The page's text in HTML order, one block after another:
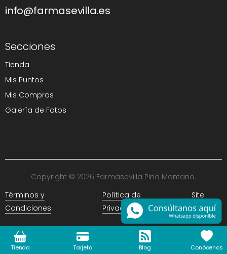
info@farmasevilla.es
Secciones
Tienda
Mis Puntos
Mis Compras
Galería de Fotos
Copyright © 2026 Farmasevilla Pino Montano.
Términos y
Condiciones
Política de
Privacidad
Site
Map
Tienda Tarjeta Blog Conócenos